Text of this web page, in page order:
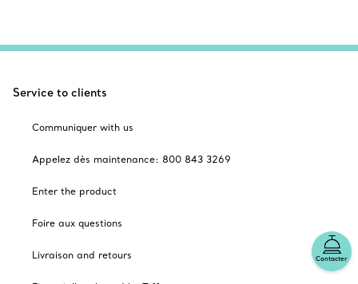
Contacter
Service to clients
Communiquer with us
Appelez dès maintenance: 800 843 3269
Enter the product
Foire aux questions
Livraison and retours